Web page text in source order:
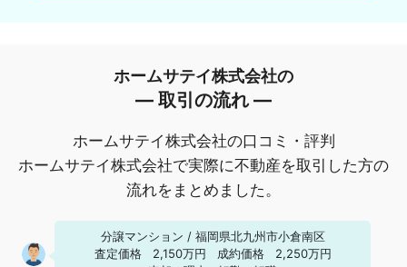
ホームサテイ株式会社の
― 取引の流れ ―
ホームサテイ株式会社の口コミ・評判
ホームサテイ株式会社で実際に不動産を取引した方の
流れをまとめました。
分譲マンション / 福岡県北九州市小倉南区
査定価格
2,150万円 成約価格
2,250万円